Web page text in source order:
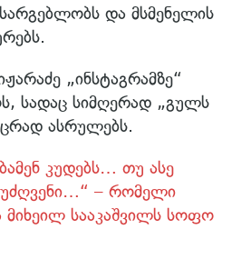
და მსმენელის
„ინსტაგრამზე“
სადაც სიმღერად „გულს
ასრულებს.
კუდებს… თუ ასე
– რომელი
მიხეილ სააკაშვილს სოფო